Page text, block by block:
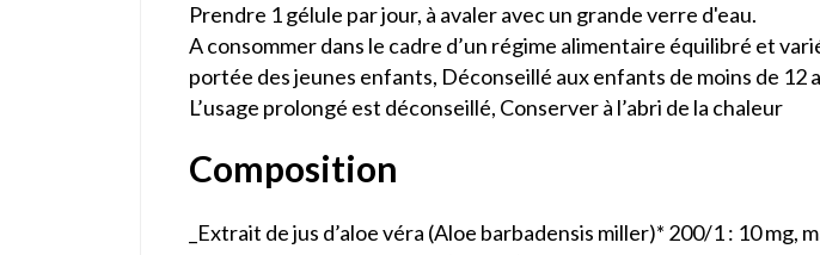
Prendre 1 gélule par jour, à avaler avec un grande verre d'eau.
A consommer dans le cadre d’un régime alimentaire équilibré et
portée des jeunes enfants, Déconseillé aux enfants de moins de 12
L’usage prolongé est déconseillé, Conserver à l’abri de la chaleur
Composition
_Extrait de jus d’aloe véra (Aloe barbadensis miller)* 200/1 : 10 mg,